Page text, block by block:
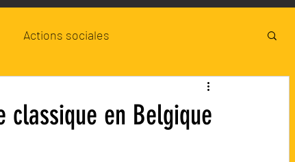
Actions sociales
classique en Belgique